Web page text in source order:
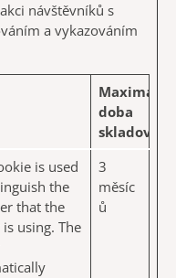
návštěvníků s
a vykazováním
Maximální
doba
skladování
is used
the
that the
using. The
3
měsíc
ů